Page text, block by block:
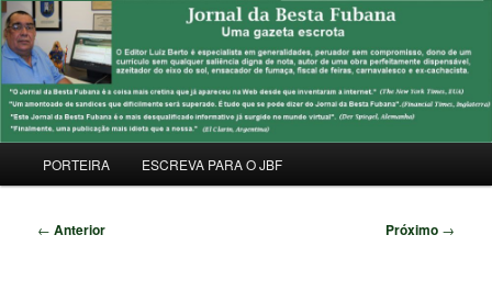
Pular
para
o
conteúdo
principalJORNAL DA BESTA FUBANA
Uma Gazeta Escrota
principal
PORTEIRA ESCREVA PARA O JBF
Navegação
← Anterior Próximo →